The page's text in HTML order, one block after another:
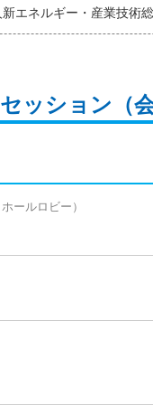
新エネルギー・産業技術
ッション（
ールロビー）